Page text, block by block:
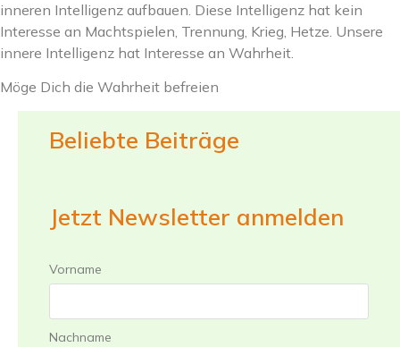
inneren Intelligenz aufbauen. Diese Intelligenz hat kein
Interesse an Machtspielen, Trennung, Krieg, Hetze. Unsere
innere Intelligenz hat Interesse an Wahrheit.
Möge Dich die Wahrheit befreien
Beliebte Beiträge
Jetzt Newsletter anmelden
Vorname
Nachname